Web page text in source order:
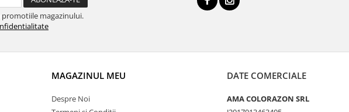
promotiile magazinului.
MAGAZINUL MEU
Despre Noi
DATE COMERCIALE
AMA COLORAZON SRL